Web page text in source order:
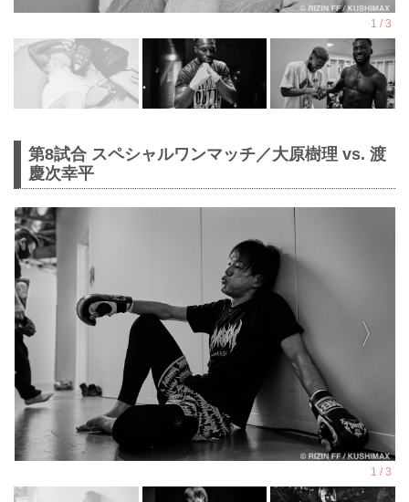
第8試合 スペシャルワンマッチ／大原樹理 vs. 渡
慶次幸平